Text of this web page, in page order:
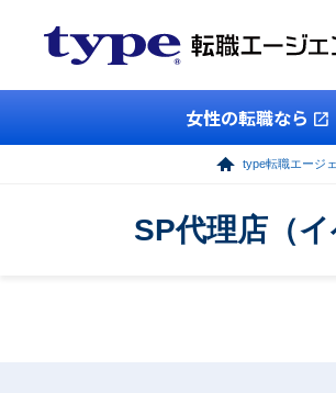
女性の転職なら
type転職エージ
SP代理店（